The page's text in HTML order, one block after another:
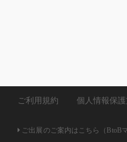
ご利用規約 個人情報保護
ご出展のご案内はこちら（BtoB